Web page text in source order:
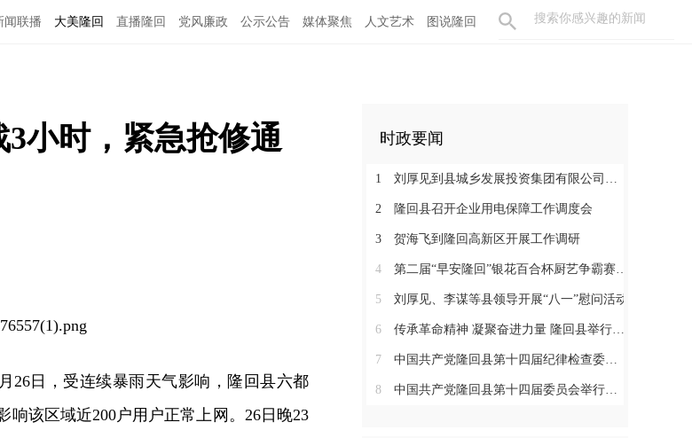
闻联播 大美隆回 直播隆回 党风廉政 公示公告 媒体聚焦 人文艺术 图说隆回
小时，紧急抢修通
26日，受连续暴雨天气影响，隆回县六都
该区域近200户用户正常上网。26日晚23
时政要闻
1 刘厚见到县城乡发展投资集团有限公司调研
2 隆回县召开企业用电保障工作调度会
3 贺海飞到隆回高新区开展工作调研
4 第二届“早安隆回”银花百合杯厨艺争霸赛启动
5 刘厚见、李谋等县领导开展“八一”慰问活动
6 传承革命精神 凝聚奋进力量 隆回县举行纪念红军长征胜利90周年活动
7 中国共产党隆回县第十四届纪律检查委员会举行第一次全体会议
8 中国共产党隆回县第十四届委员会举行第一次全体会议